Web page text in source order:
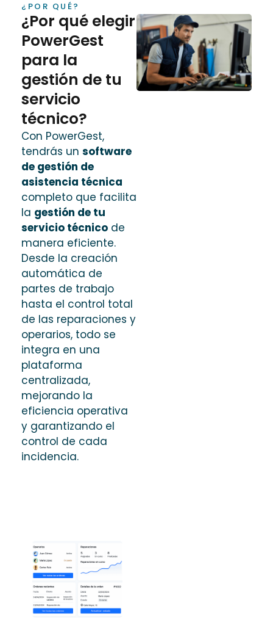
¿POR QUÉ?
¿Por qué elegir
PowerGest
para la
gestión de tu
servicio
técnico?
Con PowerGest,
tendrás un software
de gestión de
asistencia técnica
completo que facilita
la gestión de tu
servicio técnico de
manera eficiente.
Desde la creación
automática de
partes de trabajo
hasta el control total
de las reparaciones y
operarios, todo se
integra en una
plataforma
centralizada,
mejorando la
eficiencia operativa
y garantizando el
control de cada
incidencia.